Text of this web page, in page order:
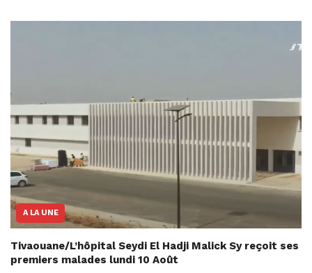
A LA UNE
Tivaouane/L’hôpital Seydi El Hadji Malick Sy reçoit ses
premiers malades lundi 10 Août